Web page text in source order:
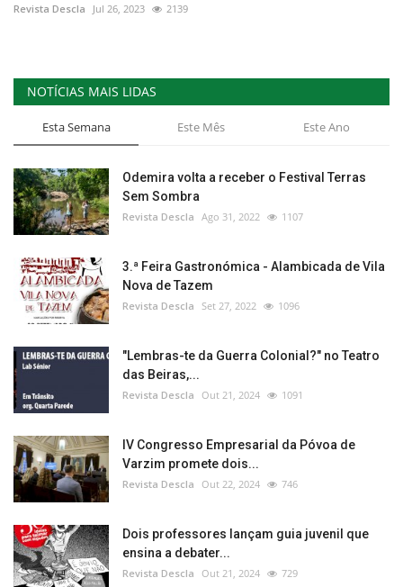
Revista Descla Jul 26, 2023 2139
NOTÍCIAS MAIS LIDAS
Esta Semana Este Mês Este Ano
Odemira volta a receber o Festival Terras
Sem Sombra
Revista Descla Ago 31, 2022 1107
3.ª Feira Gastronómica - Alambicada de Vila
Nova de Tazem
Revista Descla Set 27, 2022 1096
"Lembras-te da Guerra Colonial?" no Teatro
das Beiras,...
Revista Descla Out 21, 2024 1091
IV Congresso Empresarial da Póvoa de
Varzim promete dois...
Revista Descla Out 22, 2024 746
Dois professores lançam guia juvenil que
ensina a debater...
Revista Descla Out 21, 2024 729